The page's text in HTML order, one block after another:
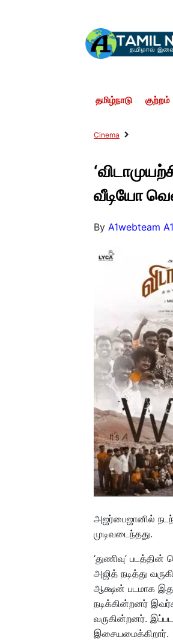
தமிழ்நாடு குற்றம்
Cinema
வீடியோ
ByA1webteam
அஜர்பைஜானில்
முடிவடைந்தது.
‘துணிவு’ படத்தின்
அஜித் நடித்து
ஆக்ஷன் படமாக
நடிக்கின்றனர்
வருகின்றனர்.
இசையமைக்கிறார்.